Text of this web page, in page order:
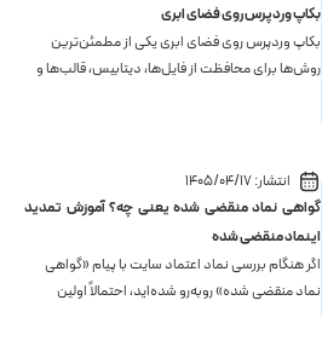
بکاپ وردپرس روی فضای ابری
بکاپ وردپرس روی فضای ابری یکی از مطمئن‌ترین
روش‌ها برای محافظت از فایل‌ها، دیتابیس، قالب‌ها و
انتشار:۱۴۰۵/۰۴/۱۷
گواهی نماد منقضی شده یعنی چه؟ آموزش تمدید
اینماد منقضی شده
اگر هنگام بررسی نماد اعتماد سایت با پیام «گواهی
نماد منقضی شده» روبه‌رو شده‌اید، احتمالاً اولین